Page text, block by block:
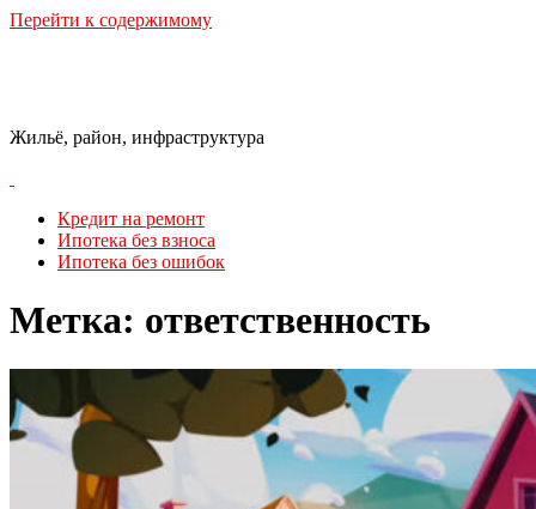
Перейти к содержимому
Жильё, район, инфраструктура
Кредит на ремонт
Ипотека без взноса
Ипотека без ошибок
Метка: ответственность